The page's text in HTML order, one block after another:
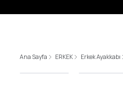
Ana Sayfa ERKEK Erkek Ayakkabı